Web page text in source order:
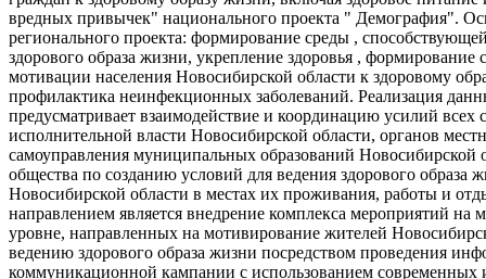
вредных привычек" национального проекта " Демография".
регионального проекта: формирование среды ,
здорового образа жизни, укрепление здоровья , формирование
мотивации населения Новосибирской области к здоровому
профилактика неинфекционных заболеваний. Реализация
предусматривает взаимодействие и координацию усилий всех
исполнительной власти Новосибирской области, органов
самоуправления муниципальных образований Новосибирской
общества по созданию условий для ведения здорового образа
Новосибирской области в местах их проживания, работы и
направлением является внедрение комплекса мероприятий на
уровне, направленных на мотивирование жителей
ведению здорового образа жизни посредством проведения
коммуникационной кампании с использованием